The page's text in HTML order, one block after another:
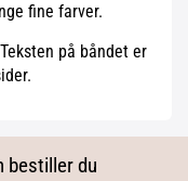
fine farver.
på båndet er
bestiller du